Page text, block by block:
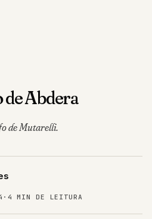
Abdera
de Mutarelli.
· 4 MIN DE LEITURA